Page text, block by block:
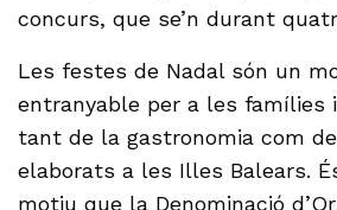
concurs, que se’n durant
Les festes de Nadal són un
entranyable per a les famílies
tant de la gastronomia com
elaborats a les Illes Balears.
motiu que la Denominació